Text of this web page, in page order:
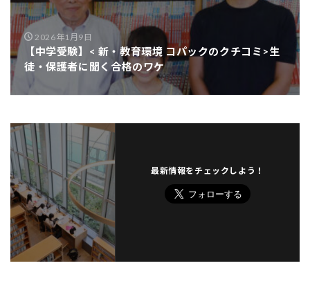
2026年1月9日
【中学受験】< 新・教育環境 コパックのクチコミ>生
徒・保護者に聞く合格のワケ
最新情報をチェックしよう！